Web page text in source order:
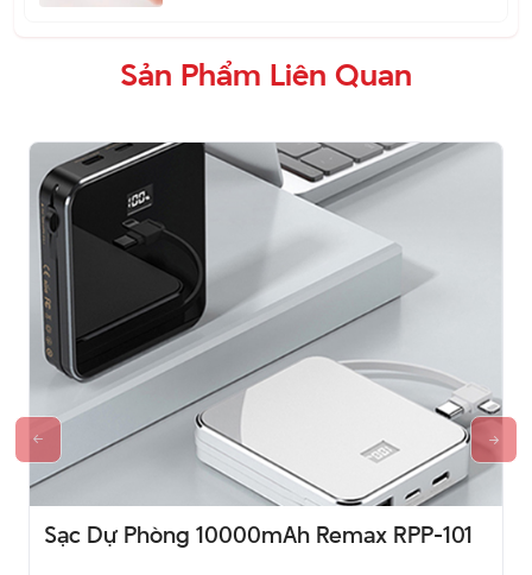
Sản Phẩm Liên Quan
Sạc Dự Phòng 10000mAh Remax RPP-101